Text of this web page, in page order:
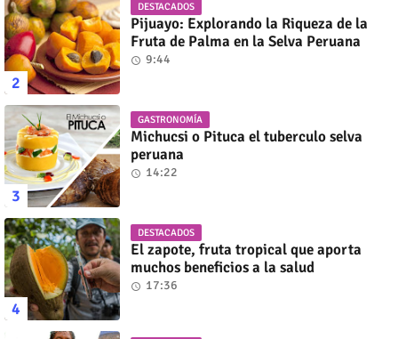
DESTACADOS
Pijuayo: Explorando la Riqueza de la
Fruta de Palma en la Selva Peruana
9:44
GASTRONOMÍA
Michucsi o Pituca el tuberculo selva
peruana
14:22
DESTACADOS
El zapote, fruta tropical que aporta
muchos beneficios a la salud
17:36